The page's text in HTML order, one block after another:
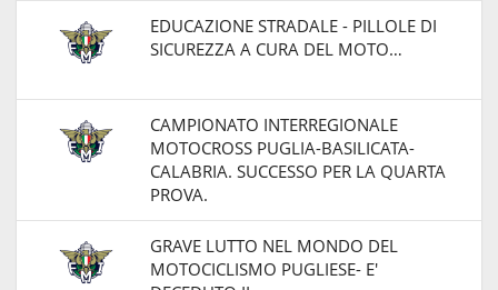
EDUCAZIONE STRADALE - PILLOLE DI
SICUREZZA A CURA DEL MOTO…
CAMPIONATO INTERREGIONALE
MOTOCROSS PUGLIA-BASILICATA-
CALABRIA. SUCCESSO PER LA QUARTA
PROVA.
GRAVE LUTTO NEL MONDO DEL
MOTOCICLISMO PUGLIESE- E'